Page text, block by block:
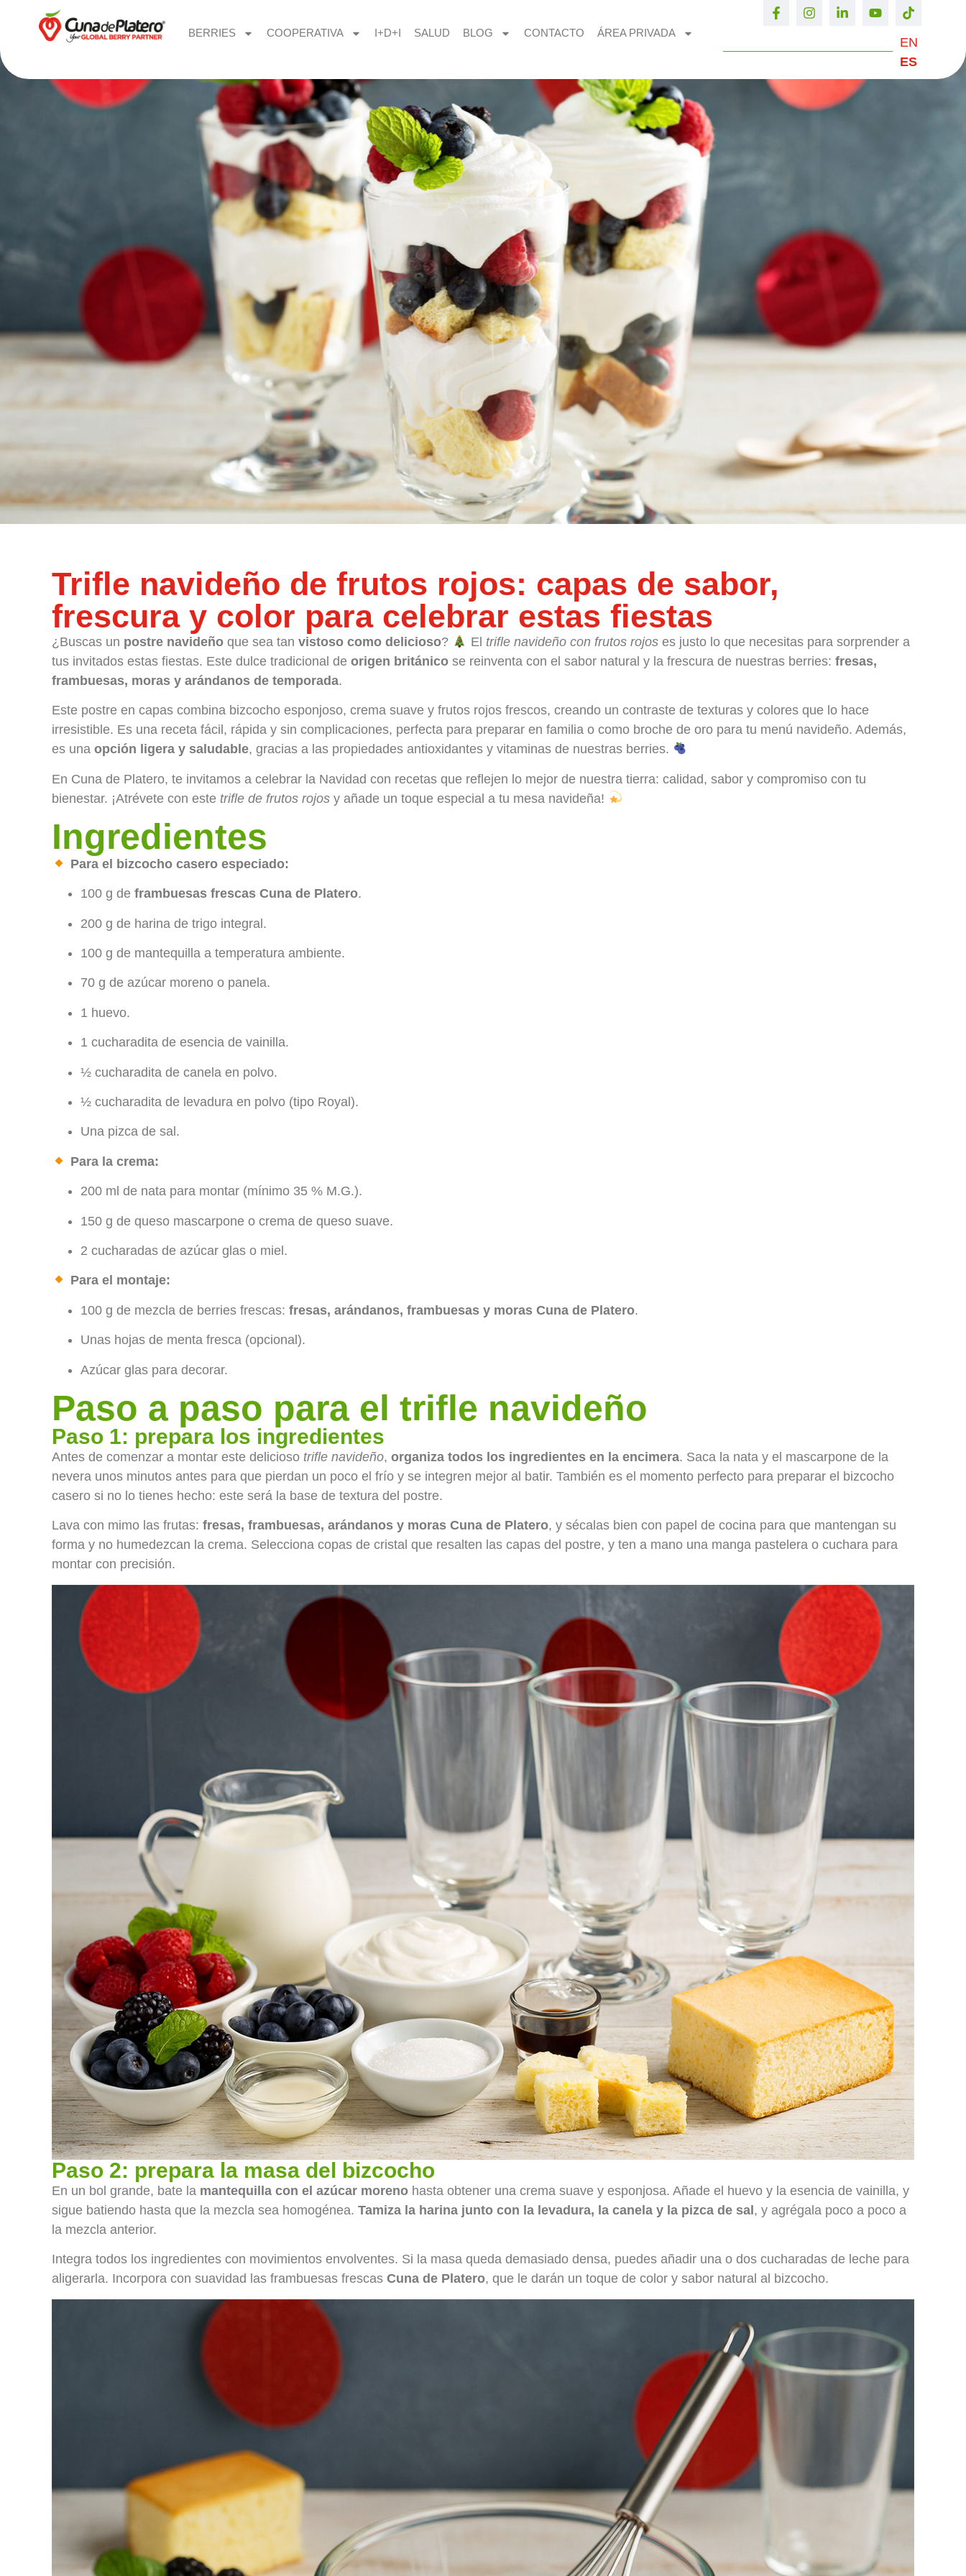
BERRIES COOPERATIVA I+D+I SALUD BLOG CONTACTO ÁREA PRIVADA
EN
ES
Trifle navideño de frutos rojos: capas de sabor,
frescura y color para celebrar estas fiestas
¿Buscas un postre navideño que sea tan vistoso como delicioso? El trifle navideño con frutos rojoses justo lo que necesitas para sorprender a
tus invitados estas fiestas. Este dulce tradicional de origen británico se reinventa con el sabor natural y la frescura de nuestras berries: fresas,
frambuesas, moras y arándanos de temporada.
Este postre en capas combina bizcocho esponjoso, crema suave y frutos rojos frescos, creando un contraste de texturas y colores que lo hace
irresistible. Es una receta fácil, rápida y sin complicaciones, perfecta para preparar en familia o como broche de oro para tu menú navideño. Además,
es una opción ligera y saludable, gracias a las propiedades antioxidantes y vitaminas de nuestras berries.
En Cuna de Platero, te invitamos a celebrar la Navidad con recetas que reflejen lo mejor de nuestra tierra: calidad, sabor y compromiso con tu
bienestar. ¡Atrévete con este trifle de frutos rojos y añade un toque especial a tu mesa navideña!
Ingredientes
Para el bizcocho casero especiado:
100 g de frambuesas frescas Cuna de Platero.
200 g de harina de trigo integral.
100 g de mantequilla a temperatura ambiente.
70 g de azúcar moreno o panela.
1 huevo.
1 cucharadita de esencia de vainilla.
½ cucharadita de canela en polvo.
½ cucharadita de levadura en polvo (tipo Royal).
Una pizca de sal.
Para la crema:
200 ml de nata para montar (mínimo 35 % M.G.).
150 g de queso mascarpone o crema de queso suave.
2 cucharadas de azúcar glas o miel.
Para el montaje:
100 g de mezcla de berries frescas: fresas, arándanos, frambuesas y moras Cuna de Platero.
Unas hojas de menta fresca (opcional).
Azúcar glas para decorar.
Paso a paso para el trifle navideño
Paso 1: prepara los ingredientes
Antes de comenzar a montar este delicioso trifle navideño, organiza todos los ingredientes en la encimera. Saca la nata y el mascarpone de la
nevera unos minutos antes para que pierdan un poco el frío y se integren mejor al batir. También es el momento perfecto para preparar el bizcocho
casero si no lo tienes hecho: este será la base de textura del postre.
Lava con mimo las frutas: fresas, frambuesas, arándanos y moras Cuna de Platero, y sécalas bien con papel de cocina para que mantengan su
forma y no humedezcan la crema. Selecciona copas de cristal que resalten las capas del postre, y ten a mano una manga pastelera o cuchara para
montar con precisión.
Paso 2: prepara la masa del bizcocho
En un bol grande, bate la mantequilla con el azúcar moreno hasta obtener una crema suave y esponjosa. Añade el huevo y la esencia de vainilla, y
sigue batiendo hasta que la mezcla sea homogénea. Tamiza la harina junto con la levadura, la canela y la pizca de sal, y agrégala poco a poco a
la mezcla anterior.
Integra todos los ingredientes con movimientos envolventes. Si la masa queda demasiado densa, puedes añadir una o dos cucharadas de leche para
aligerarla. Incorpora con suavidad las frambuesas frescas Cuna de Platero, que le darán un toque de color y sabor natural al bizcocho.